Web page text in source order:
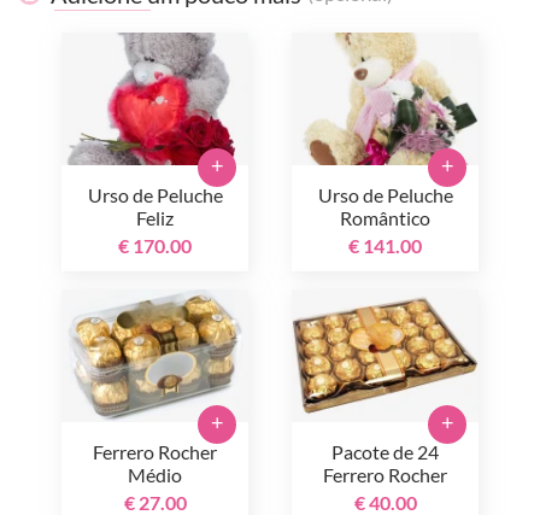
Urso de Peluche
Feliz
€ 170.00
+
Urso de Peluche
Romântico
€ 141.00
+
Ferrero Rocher
Médio
€ 27.00
+
Pacote de 24
Ferrero Rocher
€ 40.00
+